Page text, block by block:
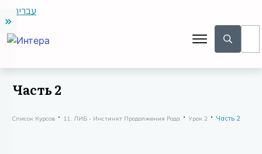
עברית
Часть 2
Список Курсов 11. ЛИБ - Инстинкт Продолжения Рода Урок 2 Часть 2